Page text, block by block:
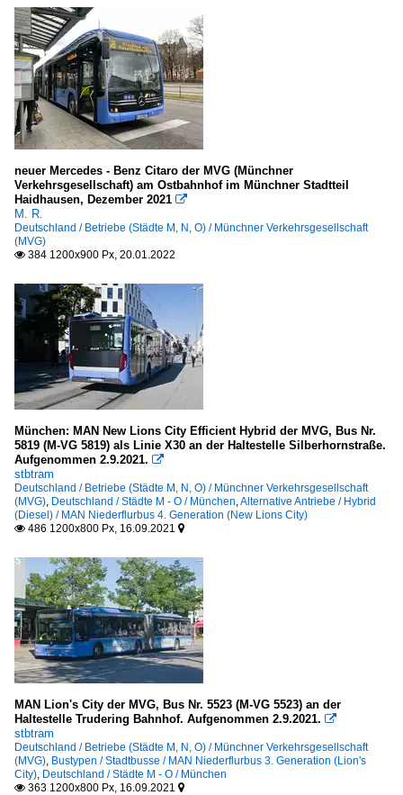
neuer Mercedes - Benz Citaro der MVG (Münchner
Verkehrsgesellschaft) am Ostbahnhof im Münchner Stadtteil
Haidhausen, Dezember 2021 
M. R.
Deutschland / Betriebe (Städte M, N, O) / Münchner Verkehrsgesellschaft
(MVG)
 384 1200x900 Px, 20.01.2022
München: MAN New Lions City Efficient Hybrid der MVG, Bus Nr.
5819 (M-VG 5819) als Linie X30 an der Haltestelle Silberhornstraße.
Aufgenommen 2.9.2021. 
stbtram
Deutschland / Betriebe (Städte M, N, O) / Münchner Verkehrsgesellschaft
(MVG), Deutschland / Städte M - O / München,Alternative Antriebe / Hybrid
(Diesel) / MAN Niederflurbus 4. Generation (New Lions City)
 486 1200x800 Px, 16.09.2021 
MAN Lion's City der MVG, Bus Nr. 5523 (M-VG 5523) an der
Haltestelle Trudering Bahnhof. Aufgenommen 2.9.2021. 
stbtram
Deutschland / Betriebe (Städte M, N, O) / Münchner Verkehrsgesellschaft
(MVG), Bustypen / Stadtbusse / MAN Niederflurbus 3. Generation (Lion's
City), Deutschland / Städte M - O / München
 363 1200x800 Px, 16.09.2021 